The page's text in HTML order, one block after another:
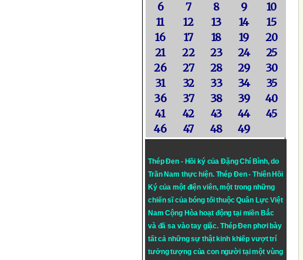
6
7 8 9
10
11
12 13 14
15
16
17 18 19
20
21
22 23 24
25
26
27 28 29
30
31
32 33 34
35
36
37 38 39
40
41
42 43 44
45
46
47 48 49
Thép Đen - Hồi ký của Đặng Chí Bình, do
Trần Nam thực hiện. Thép Đen- Thiên Hồi
Ký của một điện viên, một trong những
chiến sĩ của bóng tối thuộc Quân Lực Việt
Nam Cộng Hòa hoạt động tại miền Bắc
và đã sa vào tay giặc. Thép Đen phơi bày
tất cả những sự thật kinh khiếp vượt trí
tưởng tượng của con người tại một vùng